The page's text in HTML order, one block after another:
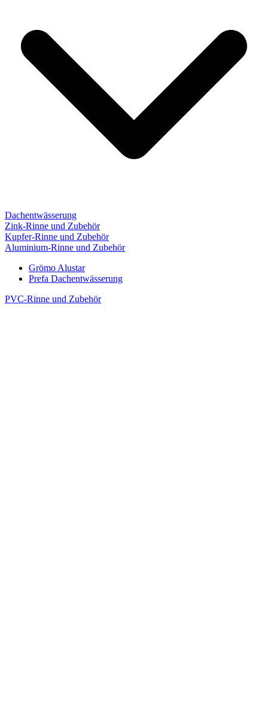
Dachentwässerung
Zink-Rinne und Zubehör
Kupfer-Rinne und Zubehör
Aluminium-Rinne und Zubehör
Grömo Alustar
Prefa Dachentwässerung
PVC-Rinne und Zubehör